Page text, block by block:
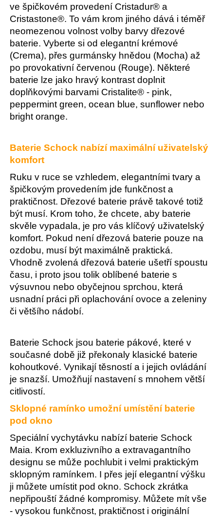
ve špičkovém provedení Cristadur® a
Cristastone®. To vám krom jiného dává i téměř
neomezenou volnost volby barvy dřezové
baterie. Vyberte si od elegantní krémové
(Crema), přes gurmánsky hnědou (Mocha) až
po provokativní červenou (Rouge). Některé
baterie lze jako hravý kontrast doplnit
doplňkovými barvami Cristalite® - pink,
peppermint green, ocean blue, sunflower nebo
bright orange.
Baterie Schock nabízí maximální uživatelský
komfort
Ruku v ruce se vzhledem, elegantními tvary a
špičkovým provedením jde funkčnost a
praktičnost. Dřezové baterie právě takové totiž
být musí. Krom toho, že chcete, aby baterie
skvěle vypadala, je pro vás klíčový uživatelský
komfort. Pokud není dřezová baterie pouze na
ozdobu, musí být maximálně praktická.
Vhodně zvolená dřezová baterie ušetří spoustu
času, i proto jsou tolik oblíbené baterie s
výsuvnou nebo obyčejnou sprchou, která
usnadní práci při oplachování ovoce a zeleniny
či většího nádobí.
Baterie Schock jsou baterie pákové, které v
současné době již překonaly klasické baterie
kohoutkové. Vynikají těsností a i jejich ovládání
je snazší. Umožňují nastavení s mnohem větší
citlivostí.
Sklopné ramínko umožní umístění baterie
pod okno
Speciální vychytávku nabízí baterie Schock
Maia. Krom exkluzivního a extravagantního
designu se může pochlubit i velmi praktickým
sklopným ramínkem. I přes její elegantní výšku
ji můžete umístit pod okno. Schock zkrátka
nepřipouští žádné kompromisy. Můžete mít vše
- vysokou funkčnost, praktičnost i originální